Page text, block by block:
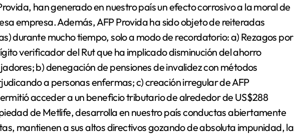
han generado en nuestro país un efecto corrosivo a la moral de
empresa. Además, AFP Provida ha sido objeto de reiteradas
durante mucho tiempo, solo a modo de recordatorio: a) Rezagos por
verificador del Rut que ha implicado disminución del ahorro
b) denegación de pensiones de invalidez con métodos
a personas enfermas; c) creación irregular de AFP
acceder a un beneficio tributario de alrededor de US$288
de Metlife, desarrolla en nuestro país conductas abiertamente
mantienen a sus altos directivos gozando de absoluta impunidad, la